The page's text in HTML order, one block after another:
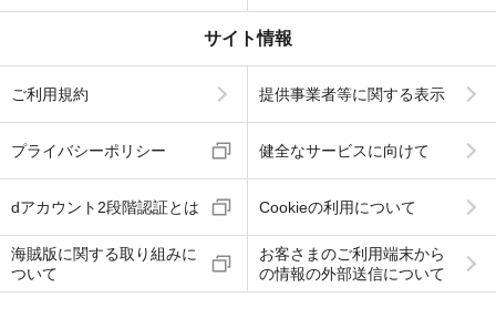
サイト情報
ご利用規約 提供事業者等に関する表示
プライバシーポリシー 健全なサービスに向けて
dアカウント2段階認証とは Cookieの利用について
海賊版に関する取り組みに
ついて
お客さまのご利用端末から
の情報の外部送信について